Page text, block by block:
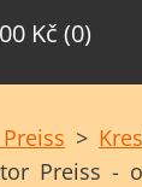
Kč (0)
>
Preiss -